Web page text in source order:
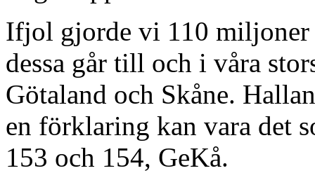
Ifjol gjorde vi 110 miljoner
dessa går till och i våra
Götaland och Skåne.
en förklaring kan vara det
153 och 154, GeKå.